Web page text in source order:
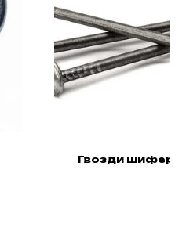
Гвозди